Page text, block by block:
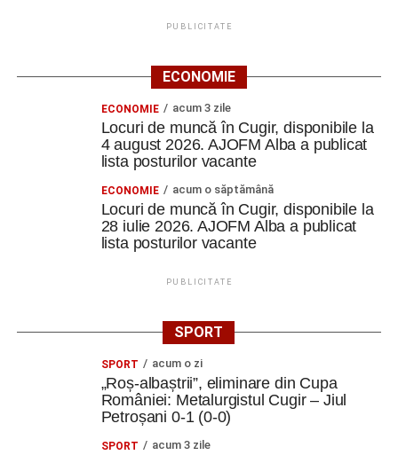
PUBLICITATE
ECONOMIE
ECONOMIE acum 3 zile
Locuri de muncă în Cugir, disponibile la
4 august 2026. AJOFM Alba a publicat
lista posturilor vacante
ECONOMIE acum o săptămână
Locuri de muncă în Cugir, disponibile la
28 iulie 2026. AJOFM Alba a publicat
lista posturilor vacante
PUBLICITATE
SPORT
SPORT acum o zi
„Roș-albaștrii”, eliminare din Cupa
României: Metalurgistul Cugir – Jiul
Petroșani 0-1 (0-0)
SPORT acum 3 zile